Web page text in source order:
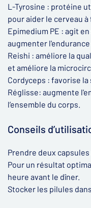
L-Tyrosine : protéine
pour aider le cerveau
Epimedium PE : agit
augmenter
Reishi : améliore la
et améliore la
Cordyceps : favorise
Réglisse: augmente
l’ensemble du corps.
Conseils
Prendre deux
Pour un résultat
heure avant le dîner.
Stocker les pilules